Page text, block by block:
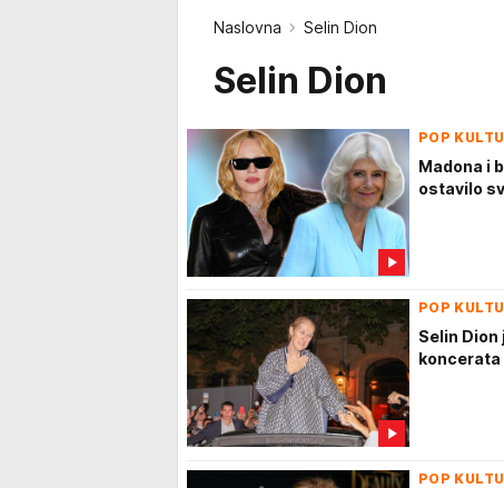
Naslovna Selin Dion
Selin Dion
POP
Madona i
ostavilo
POP
Selin
koncerata
POP